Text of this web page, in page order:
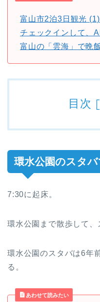
富山市2泊3日観光
チェックインして、
富山の「雲海」で晩飯
目次 [
環水公園のスタ
7:30に起床。
環水公園まで散歩して、
環水公園のスタバは6年
る。
あわせて読みたい